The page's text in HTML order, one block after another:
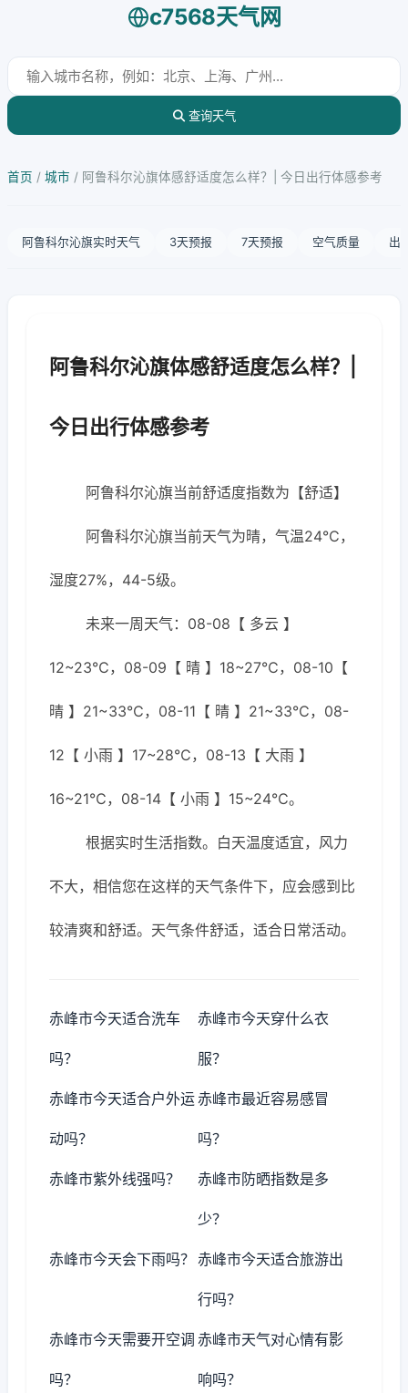
c7568天气网
查询天气
首页 / 城市 / 阿鲁科尔沁旗体感舒适度怎么样？| 今日出行体感参考
阿鲁科尔沁旗实时天气 3天预报 7天预报 空气质量 出
阿鲁科尔沁旗体感舒适度怎么样？|
今日出行体感参考
阿鲁科尔沁旗当前舒适度指数为【舒适】
阿鲁科尔沁旗当前天气为晴，气温24℃，
湿度27%，44-5级。
未来一周天气：08-08【 多云 】
12~23℃，08-09【 晴 】18~27℃，08-10【
晴 】21~33℃，08-11【 晴 】21~33℃，08-
12【 小雨 】17~28℃，08-13【 大雨 】
16~21℃，08-14【 小雨 】15~24℃。
根据实时生活指数。白天温度适宜，风力
不大，相信您在这样的天气条件下，应会感到比
较清爽和舒适。天气条件舒适，适合日常活动。
赤峰市今天适合洗车
吗？
赤峰市今天穿什么衣
服？
赤峰市今天适合户外运
动吗？
赤峰市最近容易感冒
吗？
赤峰市紫外线强吗？ 赤峰市防晒指数是多
少？
赤峰市今天会下雨吗？ 赤峰市今天适合旅游出
行吗？
赤峰市今天需要开空调
吗？
赤峰市天气对心情有影
响吗？